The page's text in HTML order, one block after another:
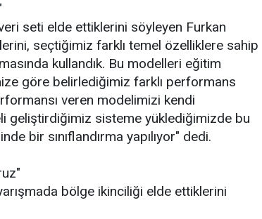
seti elde ettiklerini söyleyen Furkan
seçtiğimiz farklı temel özelliklere sahip
kullandık. Bu modelleri eğitim
göre belirlediğimiz farklı performans
veren modelimizi kendi
geliştirdiğimiz sisteme yüklediğimizde bu
bir sınıflandırma yapılıyor" dedi.
bölge ikinciliği elde ettiklerini